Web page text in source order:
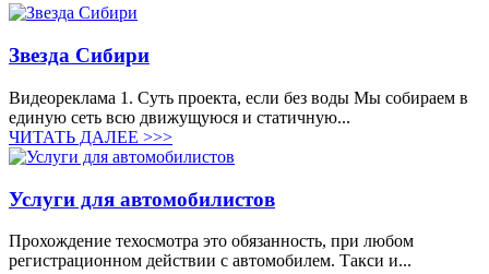
Звезда Сибири
Видеореклама 1. Суть проекта, если без воды Мы собираем в
единую сеть всю движущуюся и статичную...
ЧИТАТЬ ДАЛЕЕ >>>
Услуги для автомобилистов
Прохождение техосмотра это обязанность, при любом
регистрационном действии с автомобилем. Такси и...